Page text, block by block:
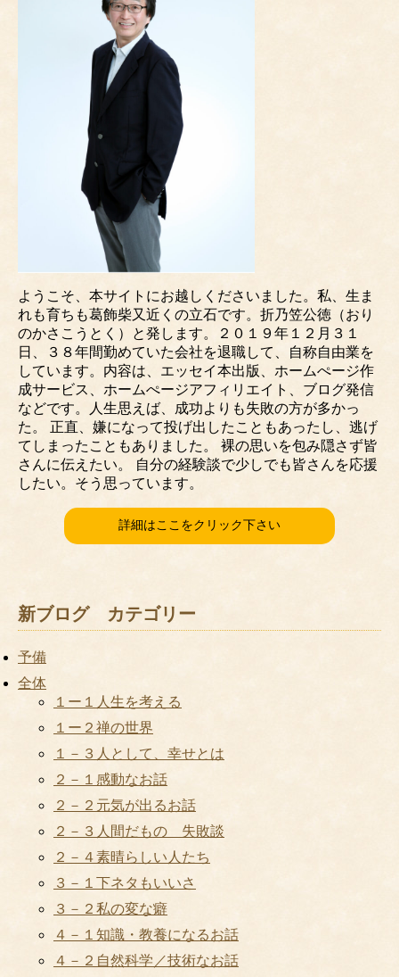
ようこそ、本サイトにお越しくださいました。私、生ま
れも育ちも葛飾柴又近くの立石です。折乃笠公徳（おり
のかさこうとく）と発します。２０１９年１２月３１
日、３８年間勤めていた会社を退職して、自称自由業を
しています。内容は、エッセイ本出版、ホームぺージ作
成サービス、ホームぺージアフィリエイト、ブログ発信
などです。人生思えば、成功よりも失敗の方が多かっ
た。 正直、嫌になって投げ出したこともあったし、逃げ
てしまったこともありました。 裸の思いを包み隠さず皆
さんに伝えたい。 自分の経験談で少しでも皆さんを応援
したい。そう思っています。
詳細はここをクリック下さい
新ブログ カテゴリー
予備
全体
１ー１人生を考える
１ー２禅の世界
１－３人として、幸せとは
２－１感動なお話
２－２元気が出るお話
２－３人間だもの 失敗談
２－４素晴らしい人たち
３－１下ネタもいいさ
３－２私の変な癖
４－１知識・教養になるお話
４－２自然科学／技術なお話